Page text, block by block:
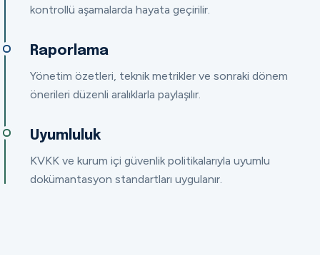
kontrollü aşamalarda hayata geçirilir.
Raporlama
Yönetim özetleri, teknik metrikler ve sonraki dönem
önerileri düzenli aralıklarla paylaşılır.
Uyumluluk
KVKK ve kurum içi güvenlik politikalarıyla uyumlu
dokümantasyon standartları uygulanır.